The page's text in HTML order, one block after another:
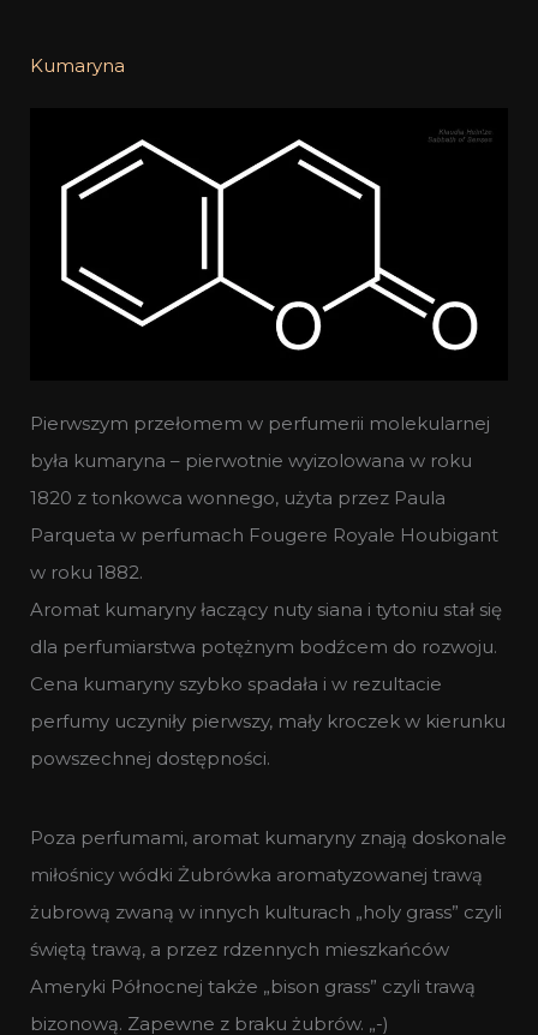
Kumaryna
Pierwszym przełomem w perfumerii molekularnej
była kumaryna – pierwotnie wyizolowana w roku
1820 z tonkowca wonnego, użyta przez Paula
Parqueta w perfumach Fougere Royale Houbigant
w roku 1882.
Aromat kumaryny łaczący nuty siana i tytoniu stał się
dla perfumiarstwa potężnym bodźcem do rozwoju.
Cena kumaryny szybko spadała i w rezultacie
perfumy uczyniły pierwszy, mały kroczek w kierunku
powszechnej dostępności.
Poza perfumami, aromat kumaryny znają doskonale
miłośnicy wódki Żubrówka aromatyzowanej trawą
żubrową zwaną w innych kulturach „holy grass” czyli
świętą trawą, a przez rdzennych mieszkańców
Ameryki Północnej także „bison grass” czyli trawą
bizonową. Zapewne z braku żubrów. „-)